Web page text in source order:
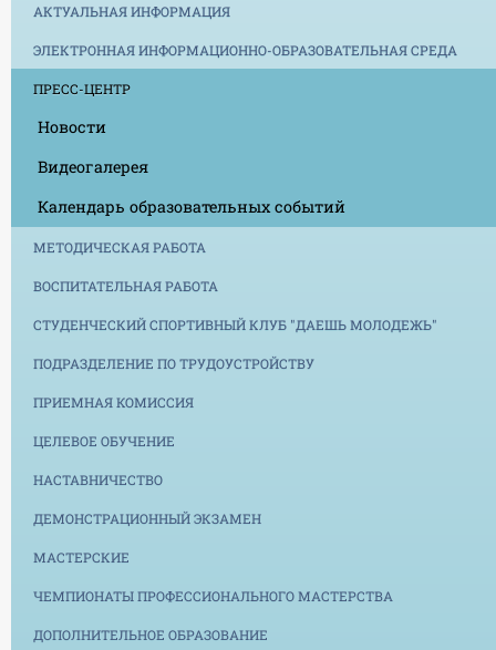
АКТУАЛЬНАЯ ИНФОРМАЦИЯ
ЭЛЕКТРОННАЯ ИНФОРМАЦИОННО-ОБРАЗОВАТЕЛЬНАЯ СРЕДА
ПРЕСС-ЦЕНТР
Новости
Видеогалерея
Календарь образовательных событий
МЕТОДИЧЕСКАЯ РАБОТА
ВОСПИТАТЕЛЬНАЯ РАБОТА
СТУДЕНЧЕСКИЙ СПОРТИВНЫЙ КЛУБ "ДАЕШЬ МОЛОДЕЖЬ"
ПОДРАЗДЕЛЕНИЕ ПО ТРУДОУСТРОЙСТВУ
ПРИЕМНАЯ КОМИССИЯ
ЦЕЛЕВОЕ ОБУЧЕНИЕ
НАСТАВНИЧЕСТВО
ДЕМОНСТРАЦИОННЫЙ ЭКЗАМЕН
МАСТЕРСКИЕ
ЧЕМПИОНАТЫ ПРОФЕССИОНАЛЬНОГО МАСТЕРСТВА
ДОПОЛНИТЕЛЬНОЕ ОБРАЗОВАНИЕ